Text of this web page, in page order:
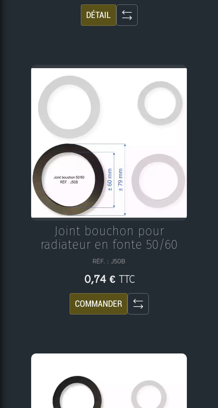
DÉTAIL
Joint bouchon pour
radiateur en fonte 50/60
RÉF. : J50B
0,74 € TTC
COMMANDER